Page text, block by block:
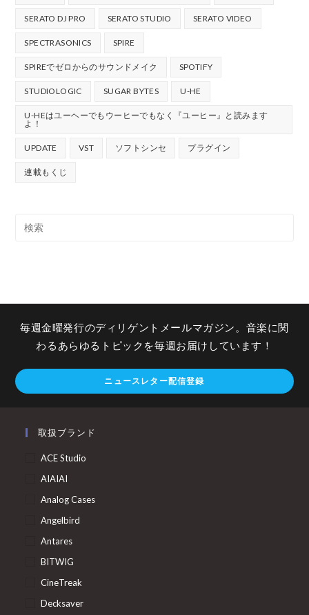
SERATO DJ PRO SERATO STUDIO SERATO VIDEO
SPECTRASONICS SPIRE
SPIREでゼロからのサウンドメイク SPOTIFY
STUDIOLOGIC SUGAR BYTES U-HE
U-HEはユーヘーでもウーヒーでもなく『ユーヒー』と読みます
よ！
UPDATE VST ソフトシンセ プラグイン
連載もくじ
毎週金曜発行のディリゲントメールマガジン。音楽に関
わるあらゆるトピックを毎週お届けしています！
ニュースレター配信登録
取扱ブランド
ACE Studio
AIAIAI
Analog Cases
Angelbird
Antares
BITWIG
CineTreak
Decksaver